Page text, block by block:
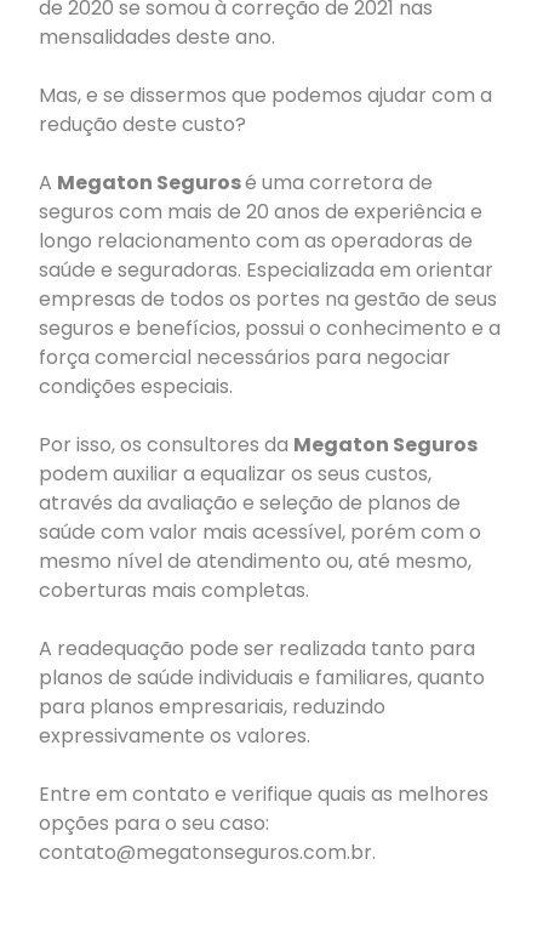
de 2020 se somou à correção de 2021 nas
mensalidades deste ano.
Mas, e se dissermos que podemos ajudar com a
redução deste custo?
A Megaton Segurosé uma corretora de
seguros com mais de 20 anos de experiência e
longo relacionamento com as operadoras de
saúde e seguradoras. Especializada em orientar
empresas de todos os portes na gestão de seus
seguros e benefícios, possui o conhecimento e a
força comercial necessários para negociar
condições especiais.
Por isso, os consultores da Megaton Seguros
podem auxiliar a equalizar os seus custos,
através da avaliação e seleção de planos de
saúde com valor mais acessível, porém com o
mesmo nível de atendimento ou, até mesmo,
coberturas mais completas.
A readequação pode ser realizada tanto para
planos de saúde individuais e familiares, quanto
para planos empresariais, reduzindo
expressivamente os valores.
Entre em contato e verifique quais as melhores
opções para o seu caso:
contato@megatonseguros.com.br.